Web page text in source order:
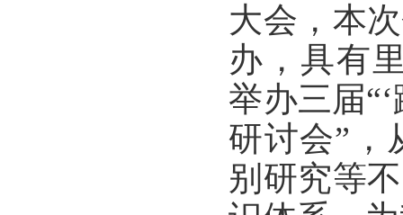
大会，本
办，具有
举办三届
研讨会”，
别研究等